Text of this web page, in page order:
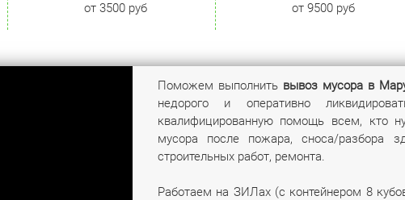
от 3500 руб от 9500 руб
Поможем выполнить вывоз мусора в
недорого и оперативно
квалифицированную помощь всем, кто
мусора после пожара, сноса/разбора
строительных работ, ремонта.
Работаем на ЗИЛах (с контейнером 8